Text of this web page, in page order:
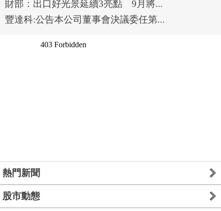
財部：出口好光景延續3亮點 9月將...
豐達科:公告本公司董事會決議委任第...
熱門新聞
股市動態